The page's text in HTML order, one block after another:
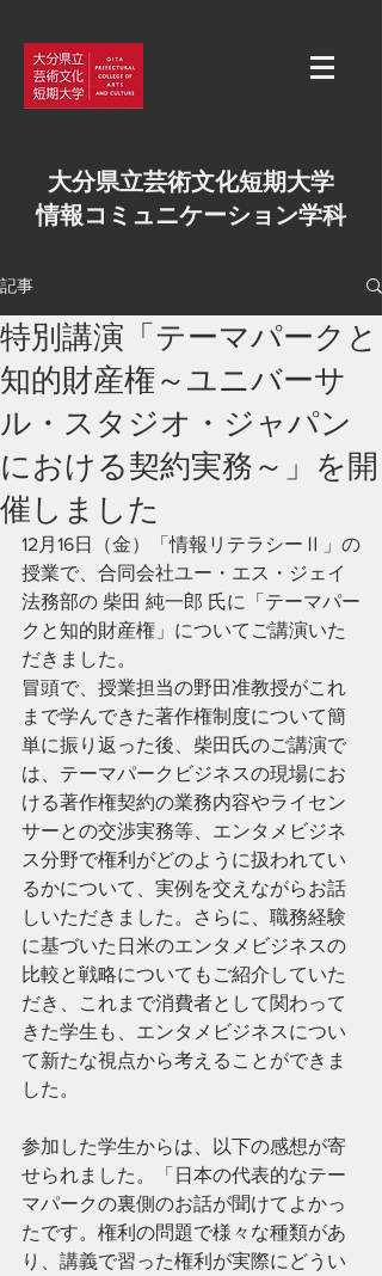
大分県立芸術文化短期大学
情報コミュニケーション学科
記事
特別講演「テーマパークと
知的財産権～ユニバーサ
ル・スタジオ・ジャパン
における契約実務～」を開
催しました
12月16日（金）「情報リテラシーⅡ」の
授業で、合同会社ユー・エス・ジェイ
法務部の 柴田 純一郎 氏に「テーマパー
クと知的財産権」についてご講演いた
だきました。
冒頭で、授業担当の野田准教授がこれ
まで学んできた著作権制度について簡
単に振り返った後、柴田氏のご講演で
は、テーマパークビジネスの現場にお
ける著作権契約の業務内容やライセン
サーとの交渉実務等、エンタメビジネ
ス分野で権利がどのように扱われてい
るかについて、実例を交えながらお話
しいただきました。さらに、職務経験
に基づいた日米のエンタメビジネスの
比較と戦略についてもご紹介していた
だき、これまで消費者として関わって
きた学生も、エンタメビジネスについ
て新たな視点から考えることができま
した。
参加した学生からは、以下の感想が寄
せられました。「日本の代表的なテー
マパークの裏側のお話が聞けてよかっ
たです。権利の問題で様々な種類があ
り、講義で習った権利が実際にどうい